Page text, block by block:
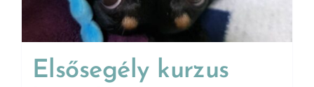
Elsősegély kurzus